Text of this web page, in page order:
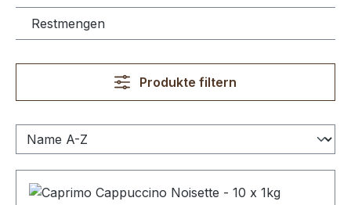
Restmengen
Produkte filtern